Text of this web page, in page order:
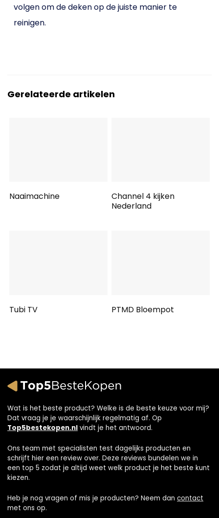
volgen om de deken op de juiste manier te
reinigen.
Gerelateerde artikelen
Naaimachine
Channel 4 kijken
Nederland
Tubi TV PTMD Bloempot
Wat is het beste product? Welke is de beste keuze voor mij?
Dat vraag je je waarschijnlijk regelmatig af. Op
Top5bestekopen.nl vindt je het antwoord.
Ons team met specialisten test dagelijks producten en
schrijft hier een review over. Deze reviews bundelen we in
een top 5 zodat je altijd weet welk product je het beste kunt
kiezen.
Heb je nog vragen of mis je producten? Neem dan contact
met ons op.